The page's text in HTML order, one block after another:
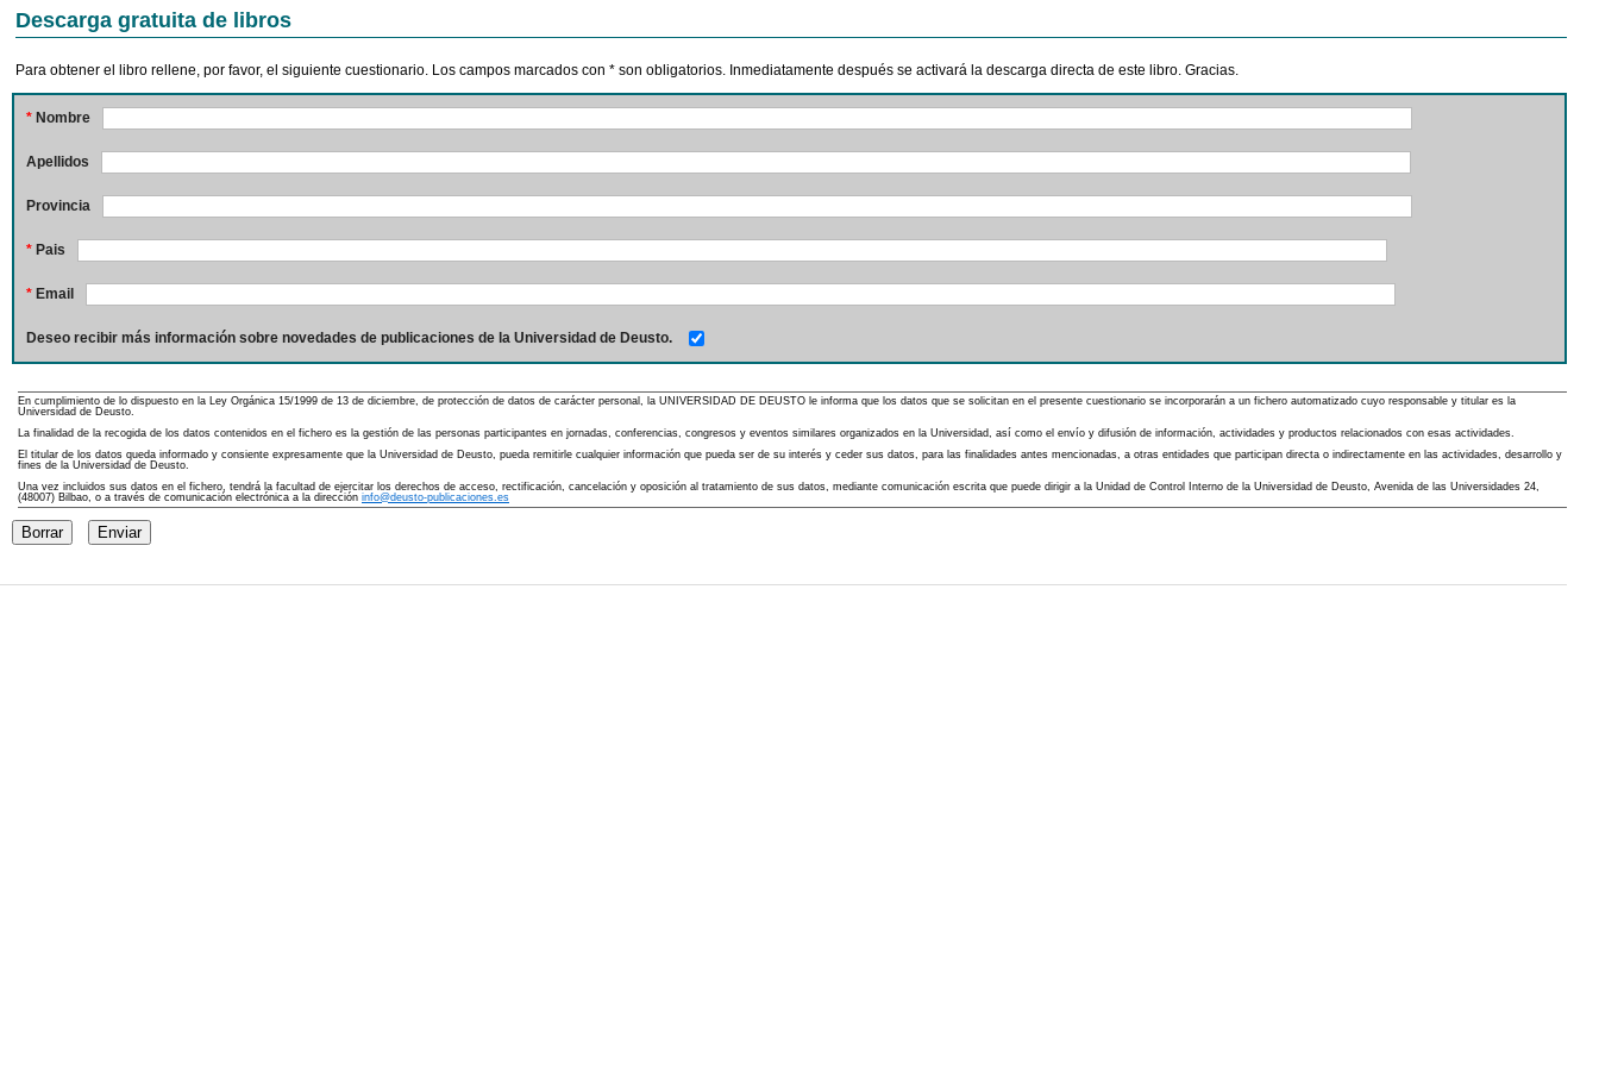
Descarga gratuita de libros
Para obtener el libro rellene, por favor, el siguiente cuestionario. Los campos marcados con * son obligatorios. Inmediatamente después se activará la descarga directa de este libro. Gracias.
* Nombre
Apellidos
Provincia
* Pais
* Email
Deseo recibir más información sobre novedades de publicaciones de la Universidad de Deusto.
En cumplimiento de lo dispuesto en la Ley Orgánica 15/1999 de 13 de diciembre, de protección de datos de carácter personal, la UNIVERSIDAD DE DEUSTO le informa que los datos que se solicitan en el presente cuestionario se incorporarán a un fichero automatizado cuyo responsable y titular es la
Universidad de Deusto.
La finalidad de la recogida de los datos contenidos en el fichero es la gestión de las personas participantes en jornadas, conferencias, congresos y eventos similares organizados en la Universidad, así como el envío y difusión de información, actividades y productos relacionados con esas actividades.
El titular de los datos queda informado y consiente expresamente que la Universidad de Deusto, pueda remitirle cualquier información que pueda ser de su interés y ceder sus datos, para las finalidades antes mencionadas, a otras entidades que participan directa o indirectamente en las actividades, desarrollo y
fines de la Universidad de Deusto.
Una vez incluidos sus datos en el fichero, tendrá la facultad de ejercitar los derechos de acceso, rectificación, cancelación y oposición al tratamiento de sus datos, mediante comunicación escrita que puede dirigir a la Unidad de Control Interno de la Universidad de Deusto, Avenida de las Universidades 24,
(48007) Bilbao, o a través de comunicación electrónica a la dirección info@deusto-publicaciones.es
Borrar Enviar